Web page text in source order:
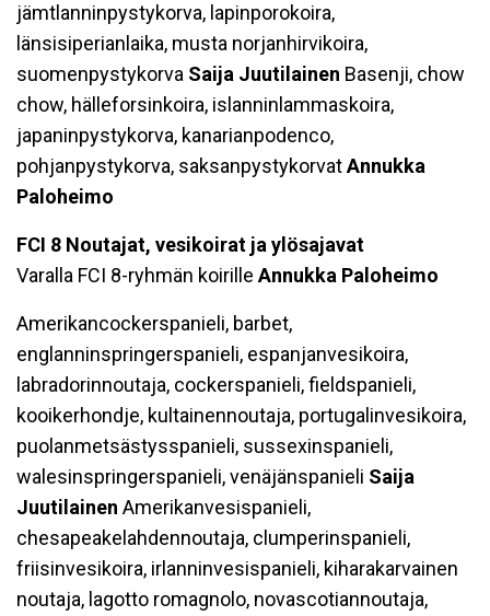
jämtlanninpystykorva, lapinporokoira,
länsisiperianlaika, musta norjanhirvikoira,
suomenpystykorva Saija Juutilainen Basenji, chow
chow, hälleforsinkoira, islanninlammaskoira,
japaninpystykorva, kanarianpodenco,
pohjanpystykorva, saksanpystykorvatAnnukka
Paloheimo
FCI 8 Noutajat, vesikoirat ja ylösajavat
Varalla FCI 8-ryhmän koirille Annukka Paloheimo
Amerikancockerspanieli, barbet,
englanninspringerspanieli, espanjanvesikoira,
labradorinnoutaja, cockerspanieli, fieldspanieli,
kooikerhondje, kultainennoutaja, portugalinvesikoira,
puolanmetsästysspanieli, sussexinspanieli,
walesinspringerspanieli, venäjänspanieli Saija
Juutilainen Amerikanvesispanieli,
chesapeakelahdennoutaja, clumperinspanieli,
friisinvesikoira, irlanninvesispanieli, kiharakarvainen
noutaja, lagotto romagnolo, novascotiannoutaja,